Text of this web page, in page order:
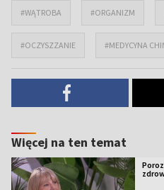
#WĄTROBA #ORGANIZM
#OCZYSZZANIE #MEDYCYNA
Więcej na ten temat